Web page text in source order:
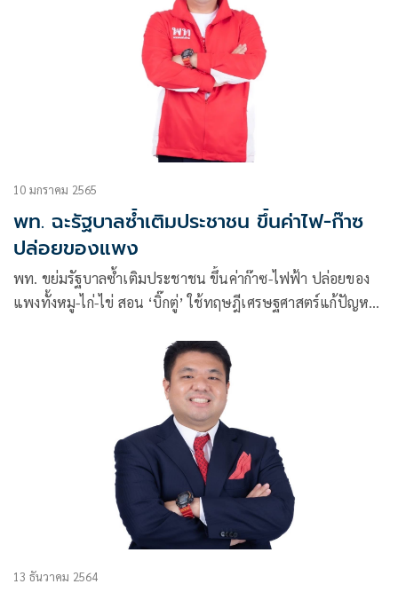
10 มกราคม 2565
พท. ฉะรัฐบาลซ้ำเติมประชาชน ขึ้นค่าไฟ-ก๊าซ
ปล่อยของแพง
พท. ขย่มรัฐบาลซ้ำเติมประชาชน ขึ้นค่าก๊าซ-ไฟฟ้า ปล่อยของ
แพงทั้งหมู-ไก่-ไข่ สอน ‘บิ๊กตู่’ ใช้ทฤษฎีเศรษฐศาสตร์แก้ปัญหา
13 ธันวาคม 2564